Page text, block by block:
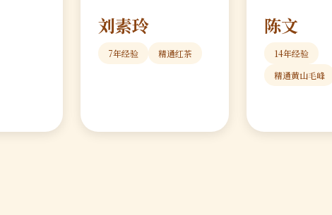
刘素玲
7年经验 精通红茶
陈文
14年经验
精通黄山毛峰